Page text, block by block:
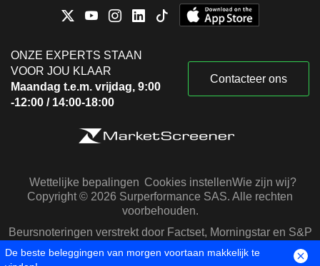
ONZE EXPERTS STAAN
VOOR JOU KLAAR
Maandag t.e.m. vrijdag, 9:00
-12:00 / 14:00-18:00
Contacteer ons
Wettelijke bepalingen Cookies instellenWie zijn wij?
Copyright © 2026 Surperformance SAS. Alle rechten
voorbehouden.
Beursnoteringen verstrekt door Factset, Morningstar en S&P
De beste beleggingen van morgen voortaan makkelijk te